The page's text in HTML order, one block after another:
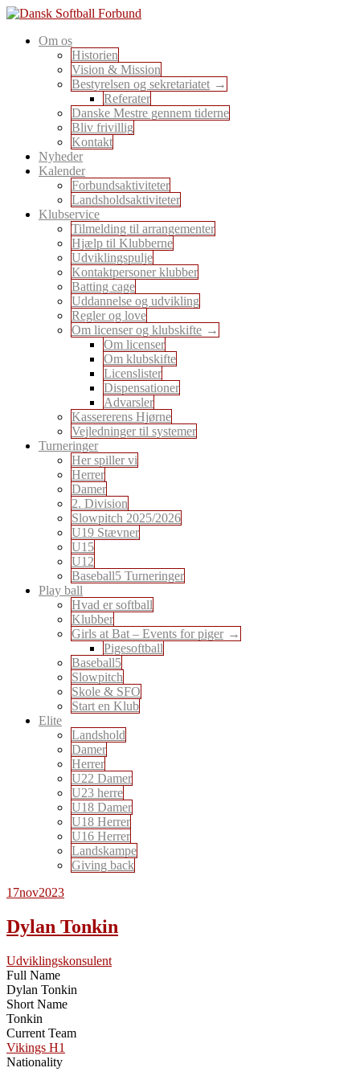
Skip
content
Dansk Softball Forbund
En sport for alle
Om os
Historien
Vision & Mission
Bestyrelsen og sekretariatet
Referater
Danske Mestre gennem tiderne
Bliv frivillig
Kontakt
Nyheder
Kalender
Forbundsaktiviteter
Landsholdsaktiviteter
Klubservice
Tilmelding til arrangementer
Hjælp til Klubberne
Udviklingspulje
Kontaktpersoner klubber
Batting cage
Uddannelse og udvikling
Regler og love
Om licenser og klubskifte
Om licenser
Om klubskifte
Licenslister
Dispensationer
Advarsler
Kassererens Hjørne
Vejledninger til systemer
Turneringer
Her spiller vi
Herrer
Damer
2. Division
Slowpitch 2025/2026
U19 Stævner
U15
U12
Baseball5 Turneringer
Play ball
Hvad er softball
Klubber
Girls at Bat – Events for piger
Pigesoftball
Baseball5
Slowpitch
Skole & SFO
Start en Klub
Elite
Landshold
Damer
Herrer
U22 Damer
U23 herre
U18 Damer
U18 Herrer
U16 Herrer
Landskampe
Giving back
17nov2023
Dylan Tonkin
Udviklingskonsulent
Full Name
Dylan Tonkin
Short Name
Tonkin
Current Team
Vikings H1
Nationality